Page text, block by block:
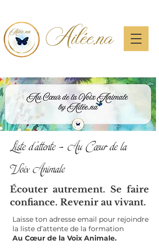
Ailée.na
Liste d’attente – Au Cœur de la
Voix Animale
Écouter autrement. Se faire
confiance. Revenir au vivant.
Laisse ton adresse email pour rejoindre
la liste d’attente de la formation
Au Cœur de la Voix Animale.